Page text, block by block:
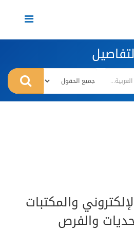
Toggle
navigation
والمكتبات
والفرص